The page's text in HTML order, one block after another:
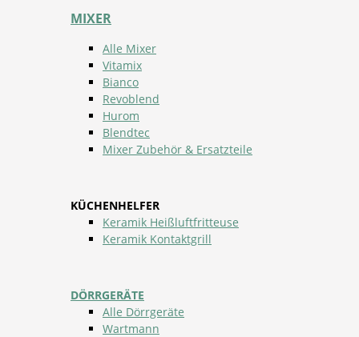
MIXER
Alle Mixer
Vitamix
Bianco
Revoblend
Hurom
Blendtec
Mixer Zubehör & Ersatzteile
KÜCHENHELFER
Keramik Heißluftfritteuse
Keramik Kontaktgrill
DÖRRGERÄTE
Alle Dörrgeräte
Wartmann